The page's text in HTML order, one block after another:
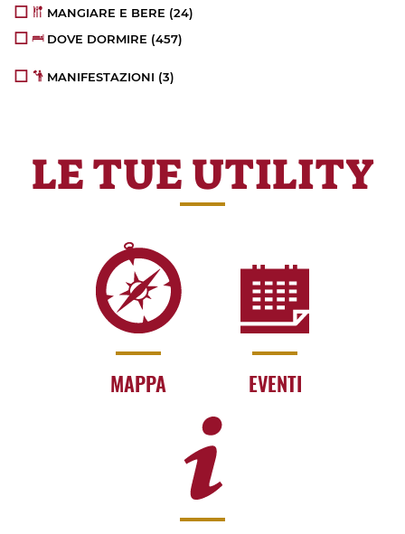
MANGIARE E BERE (24)
DOVE DORMIRE (457)
MANIFESTAZIONI (3)
LE TUE UTILITY
MAPPA EVENTI